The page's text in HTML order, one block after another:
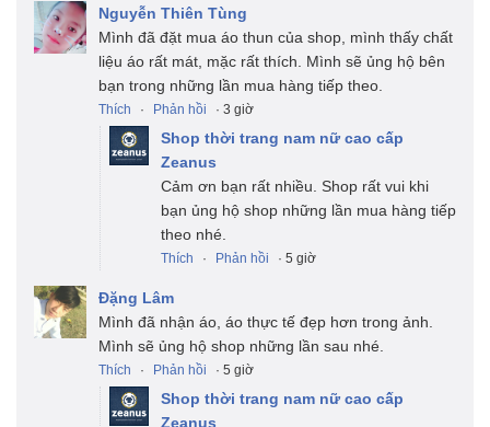
Nguyễn Thiên Tùng
Mình đã đặt mua áo thun của shop, mình thấy chất
liệu áo rất mát, mặc rất thích. Mình sẽ ủng hộ bên
bạn trong những lần mua hàng tiếp theo.
Thích · Phản hồi · 3 giờ
Shop thời trang nam nữ cao cấp
Zeanus
Cảm ơn bạn rất nhiều. Shop rất vui khi
bạn ủng hộ shop những lần mua hàng tiếp
theo nhé.
Thích · Phản hồi · 5 giờ
Đặng Lâm
Mình đã nhận áo, áo thực tế đẹp hơn trong ảnh.
Mình sẽ ủng hộ shop những lần sau nhé.
Thích · Phản hồi · 5 giờ
Shop thời trang nam nữ cao cấp
Zeanus